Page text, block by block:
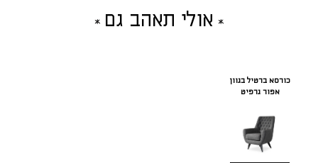
אולי תאהב גם
כורסא ברטיל בגוון
אפור גרפיט